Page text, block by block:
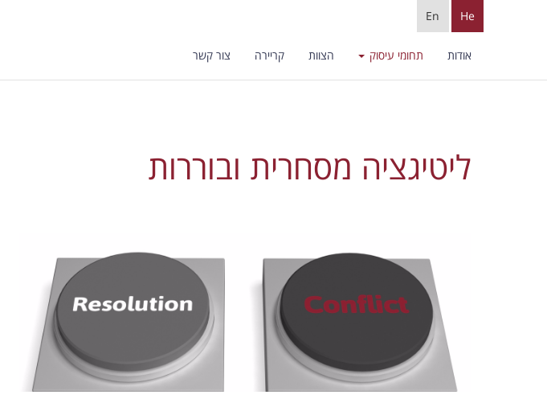
En He
אודות תחומי עיסוק הצוות קריירה צור קשר
ליטיגציה מסחרית ובוררות